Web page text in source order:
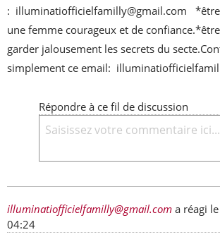
:  illuminatiofficielfamilly@gmail.com
une femme courageux et de
garder jalousement les secrets du
simplement ce email:
Répondre à ce fil de discussion
illuminatiofficielfamilly@gmail.com a réagi le
04:24